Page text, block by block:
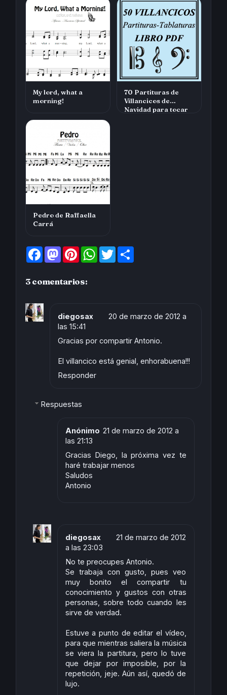
My lord, what a
morning!
70 Partituras de
Villancicos de
Navidad para tocar
Pedro de Raffaella
Carrá
F
b
M
o
P
e
t
W
T
w
3 comentarios:
diegosax
20 de marzo de 2012 a
las 15:41
Gracias por compartir Antonio.
El villancico está genial, enhorabuena!!!
Responder
Respuestas
Anónimo 21 de marzo de 2012 a
las 21:13
Gracias Diego, la próxima vez te
haré trabajar menos
Saludos
Antonio
diegosax
21 de marzo de 2012
a las 23:03
No te preocupes Antonio.
Se trabaja con gusto, pues veo
muy bonito el compartir tu
conocimiento y gustos con otras
personas, sobre todo cuando les
sirve de verdad.
Estuve a punto de editar el vídeo,
para que mientras saliera la música
se viera la partitura, pero lo tuve
que dejar por imposible, por la
repetición, jeje. Aún así, quedó de
lujo.